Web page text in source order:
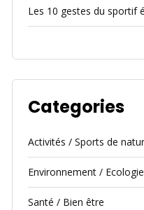
Les 10 gestes du sportif
Categories
Activités / Sports de
Environnement / Ecologie
Santé / Bien être